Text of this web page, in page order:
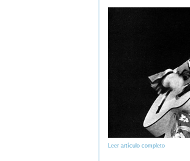
Leer artículo completo